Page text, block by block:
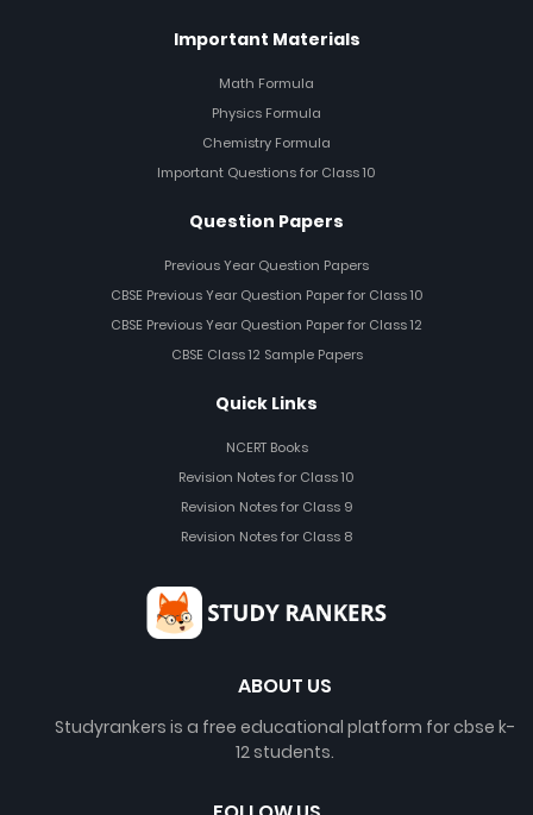
Important Materials
Math Formula
Physics Formula
Chemistry Formula
Important Questions for Class 10
Question Papers
Previous Year Question Papers
CBSE Previous Year Question Paper for Class 10
CBSE Previous Year Question Paper for Class 12
CBSE Class 12 Sample Papers
Quick Links
NCERT Books
Revision Notes for Class 10
Revision Notes for Class 9
Revision Notes for Class 8
ABOUT US
Studyrankers is a free educational platform for cbse k-
12 students.